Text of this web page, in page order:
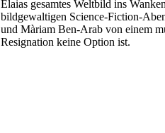
Elaias gesamtes Weltbild ins
bildgewaltigen Science-Fiction-
und Màriam Ben-Arab von einem
Resignation keine Option ist.